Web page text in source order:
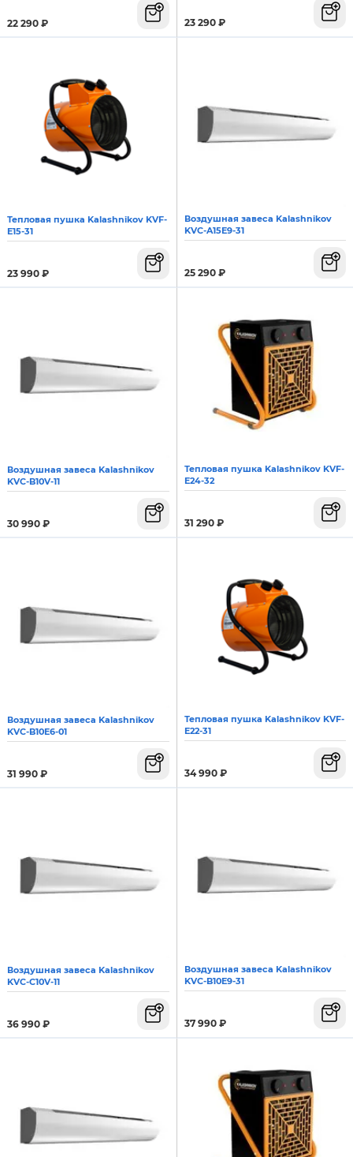
22 290 ₽ 23 290 ₽
Тепловая пушка Kalashnikov KVF-
E15-31
23 990 ₽
Воздушная завеса Kalashnikov
KVC-A15E9-31
25 290 ₽
Воздушная завеса Kalashnikov
KVС-B10V-11
30 990 ₽
Тепловая пушка Kalashnikov KVF-
E24-32
31 290 ₽
Воздушная завеса Kalashnikov
KVC-B10E6-01
31 990 ₽
Тепловая пушка Kalashnikov KVF-
E22-31
34 990 ₽
Воздушная завеса Kalashnikov
KVС-C10V-11
36 990 ₽
Воздушная завеса Kalashnikov
KVС-B10E9-31
37 990 ₽